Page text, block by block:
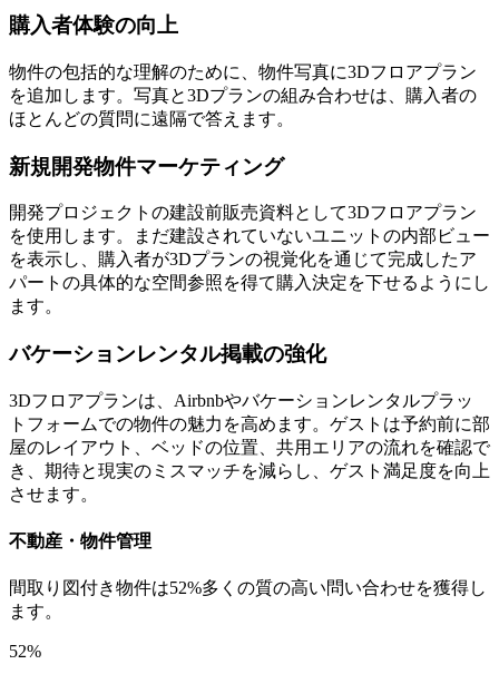
購入者体験の向上
物件の包括的な理解のために、物件写真に3Dフロアプラン
を追加します。写真と3Dプランの組み合わせは、購入者の
ほとんどの質問に遠隔で答えます。
新規開発物件マーケティング
開発プロジェクトの建設前販売資料として3Dフロアプラン
を使用します。まだ建設されていないユニットの内部ビュー
を表示し、購入者が3Dプランの視覚化を通じて完成したア
パートの具体的な空間参照を得て購入決定を下せるようにし
ます。
バケーションレンタル掲載の強化
3Dフロアプランは、Airbnbやバケーションレンタルプラッ
トフォームでの物件の魅力を高めます。ゲストは予約前に部
屋のレイアウト、ベッドの位置、共用エリアの流れを確認で
き、期待と現実のミスマッチを減らし、ゲスト満足度を向上
させます。
不動産・物件管理
間取り図付き物件は52%多くの質の高い問い合わせを獲得し
ます。
52%